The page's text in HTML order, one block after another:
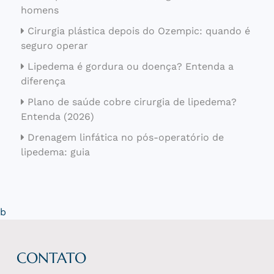
homens
Cirurgia plástica depois do Ozempic: quando é
seguro operar
Lipedema é gordura ou doença? Entenda a
diferença
Plano de saúde cobre cirurgia de lipedema?
Entenda (2026)
Drenagem linfática no pós-operatório de
lipedema: guia
b
CONTATO